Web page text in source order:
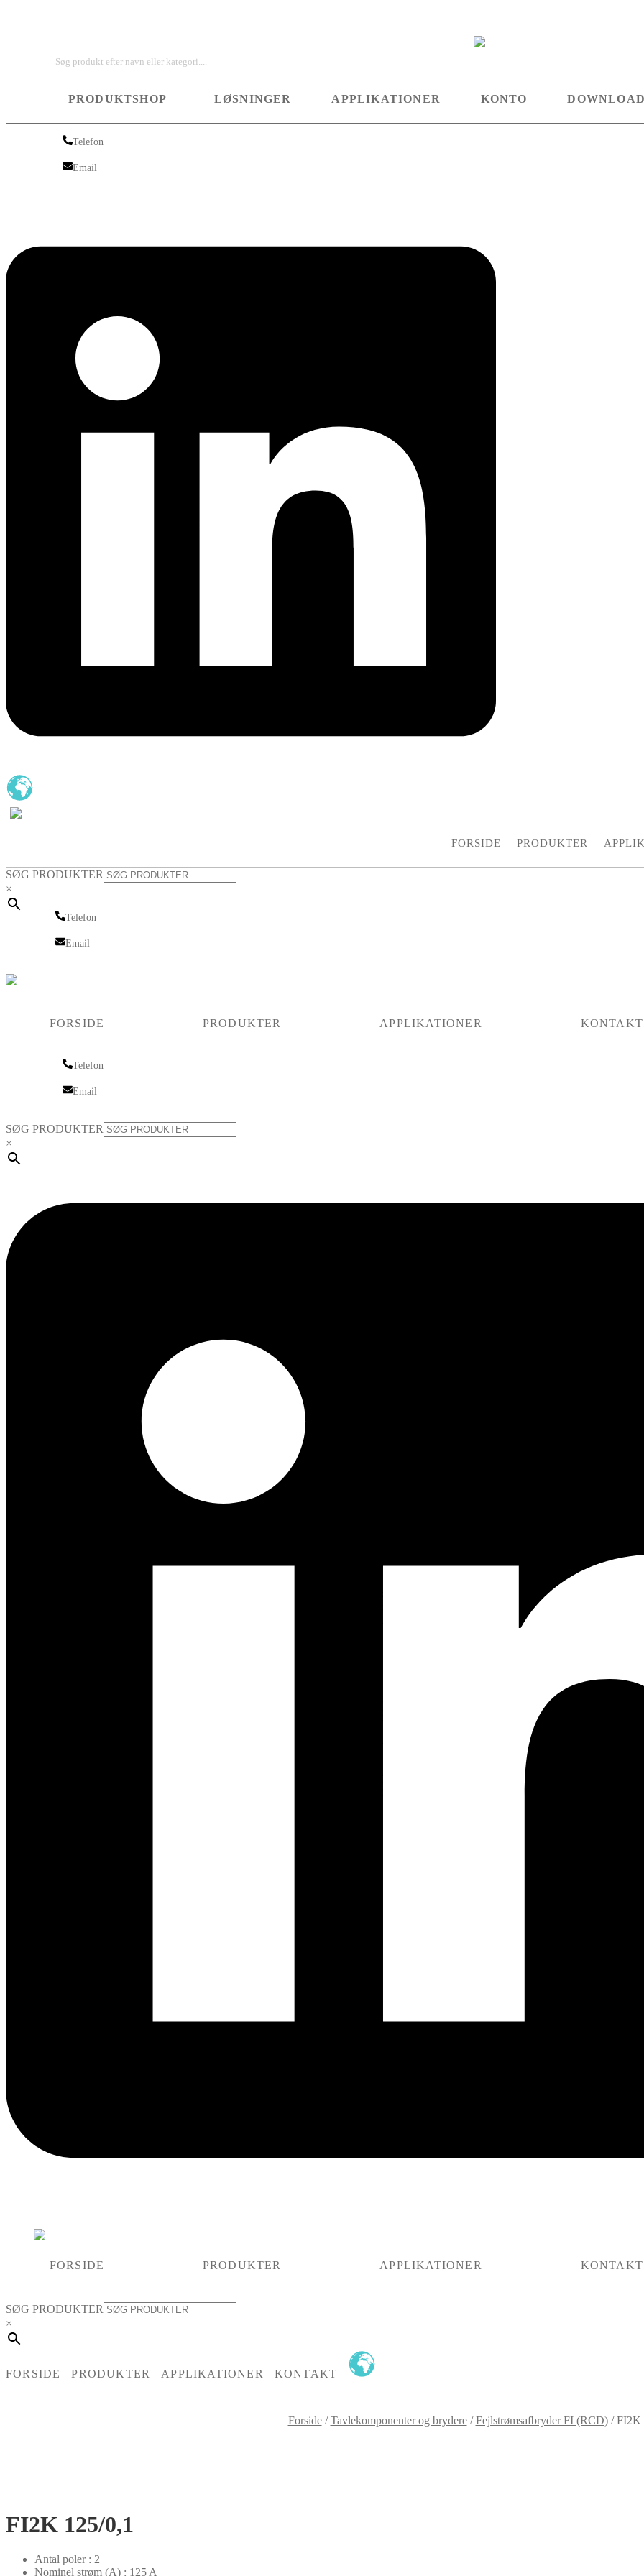
PRODUKTSHOP LØSNINGER APPLIKATIONER KONTO DOWNLOAD
Telefon
Email
FORSIDE PRODUKTER
SØG PRODUKTER
×
Telefon
Email
FORSIDE PRODUKTER APPLIKATIONER KONTAKT
Telefon
Email
SØG PRODUKTER
×
FORSIDE PRODUKTER APPLIKATIONER KONTAKT
SØG PRODUKTER
×
FORSIDE PRODUKTER APPLIKATIONER KONTAKT
Forside/Tavlekomponenter og brydere/Fejlstrømsafbryder FI (RCD)/FI2K
FI2K 125/0,1
Antal poler : 2
Nominel strøm (A) : 125 A